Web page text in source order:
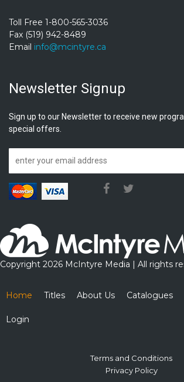
Toll Free 1-800-565-3036
Fax (519) 942-8489
Email info@mcintyre.ca
Newsletter Signup
Sign up to our Newsletter to receive new
special offers.
Copyright 2026 McIntyre Media | All rights
Home Titles About Us Catalogues
Login
Terms and Conditions
Privacy Policy